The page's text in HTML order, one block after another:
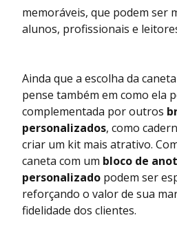
memoráveis, que podem ser
alunos, profissionais e
Ainda que a escolha da
pense também em como ela
complementada por outros
personalizados, como
criar um kit mais atrativo.
caneta com um bloco de
personalizado podem ser
reforçando o valor de sua
fidelidade dos clientes.